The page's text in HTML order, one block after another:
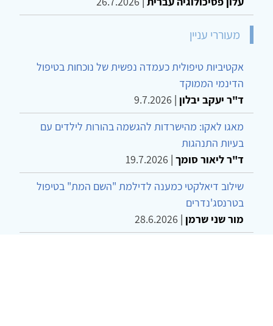
מעוררי עניין
אקטיביות טיפולית כעמדה נפשית של נוכחות בטיפול
הדינמי הממוקד
ד"ר יעקב יבלון |
9.7.2026
מאגו לאקו: מהישרדות להגשמה בהורות לילדים עם
בעיות התנהגות
ד"ר ליאור סומך |
19.7.2026
שילוב דיאלקטי כמענה לדילמת "השם המת" בטיפול
בטרנסג'נדרים
מור שני שרמן |
28.6.2026